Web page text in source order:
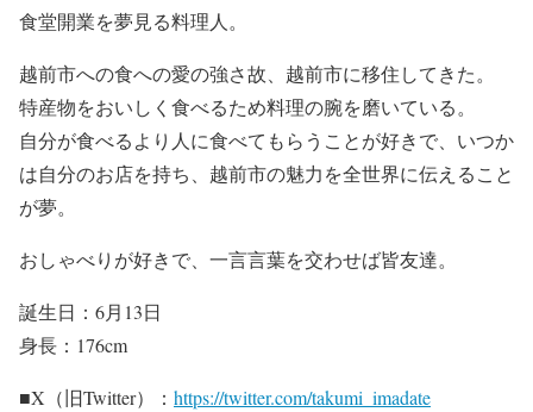
食堂開業を夢見る料理人。
越前市への食への愛の強さ故、越前市に移住してきた。
特産物をおいしく食べるため料理の腕を磨いている。
自分が食べるより人に食べてもらうことが好きで、いつか
は自分のお店を持ち、越前市の魅力を全世界に伝えること
が夢。
おしゃべりが好きで、一言言葉を交わせば皆友達。
誕生日：6月13日
身長：176cm
■X（旧Twitter）： https://twitter.com/takumi_imadate